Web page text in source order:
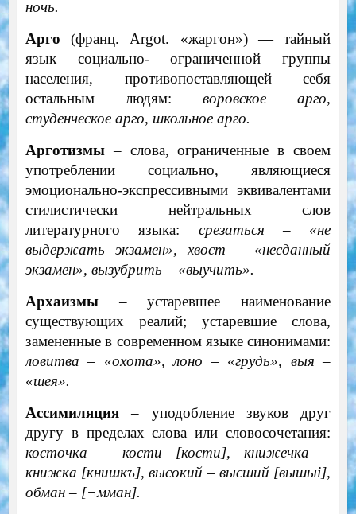
ночь.
Арго (франц. Argot. «жаргон») — тайный
язык социально- ограниченной группы
населения, противопоставляющей себя
остальным людям:воровское арго,
студенческое арго, школьное арго.
Арготизмы– слова, ограниченные в своем
употреблении социально, являющиеся
эмоционально-экспрессивными эквивалентами
стилистически нейтральных слов
литературного языка: срезаться – «не
выдержать экзамен», хвост – «несданный
экзамен», вызубрить – «выучить».
Архаизмы– устаревшее наименование
существующих реалий; устаревшие слова,
замененные в современном языке синонимами:
ловитва – «охота», лоно – «грудь», выя –
«шея».
Ассимиляция– уподобление звуков друг
другу в пределах слова или словосочетания:
косточка – кости [кости], книжечка –
книжка [книшкъ], высокий – высший [вышыi],
обман – [¬мман].